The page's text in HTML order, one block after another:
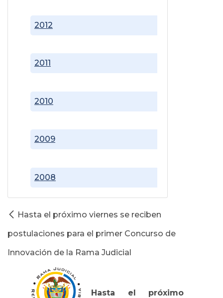
2008
2009
2010
2011
2012
Hasta el próximo viernes se reciben
postulaciones para el primer Concurso de
Innovación de la Rama Judicial
Hasta el próximo